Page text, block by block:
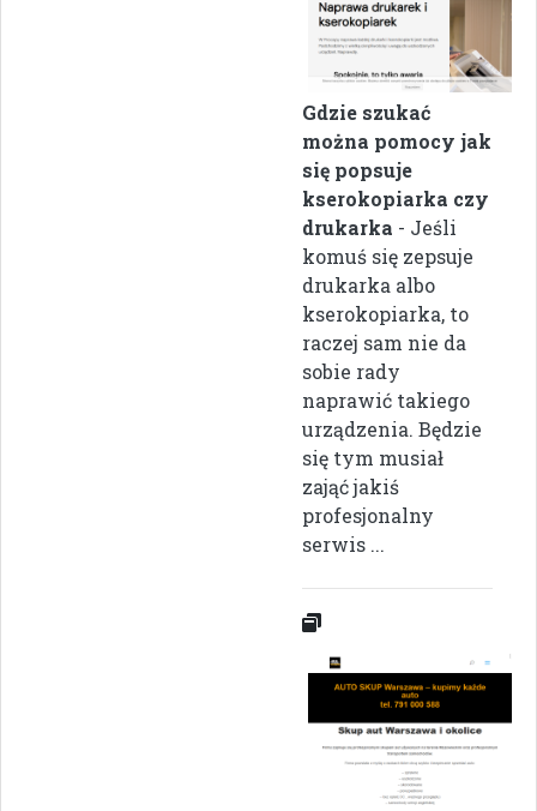
Gdzie szukać
można pomocy jak
się popsuje
kserokopiarka czy
drukarka - Jeśli
komuś się zepsuje
drukarka albo
kserokopiarka, to
raczej sam nie da
sobie rady
naprawić takiego
urządzenia. Będzie
się tym musiał
zająć jakiś
profesjonalny
serwis ...